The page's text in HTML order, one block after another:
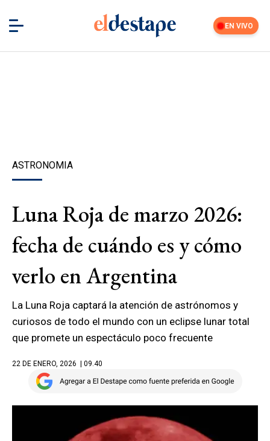
EN VIVO
ASTRONOMIA
Luna Roja de marzo 2026:
fecha de cuándo es y cómo
verlo en Argentina
La Luna Roja captará la atención de astrónomos y
curiosos de todo el mundo con un eclipse lunar total
que promete un espectáculo poco frecuente
22 DE ENERO, 2026 | 09.40